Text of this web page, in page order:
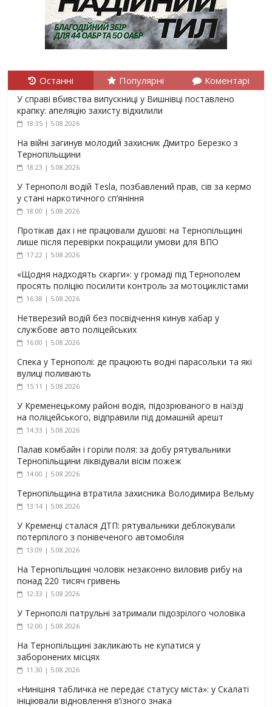
Останні Популярні Коментарі
У справі вбивства випускниці у Вишнівці поставлено
крапку: апеляцію захисту відхилили
18:35 | 5.08.2026
На війні загинув молодий захисник Дмитро Березко з
Тернопільщини
18:23 | 5.08.2026
У Тернополі водій Tesla, позбавлений прав, сів за кермо
у стані наркотичного сп’яніння
18:00 | 5.08.2026
Протікав дах і не працювали душові: на Тернопільщині
лише після перевірки покращили умови для ВПО
17:22 | 5.08.2026
«Щодня надходять скарги»: у громаді під Тернополем
просять поліцію посилити контроль за мотоциклістами
16:38 | 5.08.2026
Нетверезий водій без посвідчення кинув хабар у
службове авто поліцейських
16:00 | 5.08.2026
Спека у Тернополі: де працюють водні парасольки та які
вулиці поливають
15:11 | 5.08.2026
У Кременецькому районі водія, підозрюваного в наїзді
на поліцейського, відправили під домашній арешт
14:33 | 5.08.2026
Палав комбайн і горіли поля: за добу рятувальники
Тернопільщини ліквідували вісім пожеж
14:00 | 5.08.2026
Тернопільщина втратила захисника Володимира Вельму
13:14 | 5.08.2026
У Кременці сталася ДТП: рятувальники деблокували
потерпілого з понівеченого автомобіля
13:09 | 5.08.2026
На Тернопільщині чоловік незаконно виловив рибу на
понад 220 тисяч гривень
12:33 | 5.08.2026
У Тернополі патрульні затримали підозрілого чоловіка
12:00 | 5.08.2026
На Тернопільщині закликають не купатися у
заборонених місцях
11:30 | 5.08.2026
«Нинішня табличка не передає статусу міста»: у Скалаті
ініціювали відновлення в’їзного знака